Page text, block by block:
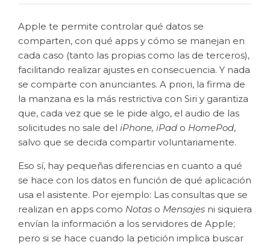
Apple te permite controlar qué datos se
comparten, con qué apps y cómo se manejan en
cada caso (tanto las propias como las de terceros),
facilitando realizar ajustes en consecuencia. Y nada
se comparte con anunciantes. A priori, la firma de
la manzana es la más restrictiva con Siri y garantiza
que, cada vez que se le pide algo, el audio de las
solicitudes no sale del iPhone, iPad o HomePod,
salvo que se decida compartir voluntariamente.
Eso sí, hay pequeñas diferencias en cuanto a qué
se hace con los datos en función de qué aplicación
usa el asistente. Por ejemplo: Las consultas que se
realizan en apps como Notas o Mensajes ni siquiera
envían la información a los servidores de Apple;
pero si se hace cuando la petición implica buscar